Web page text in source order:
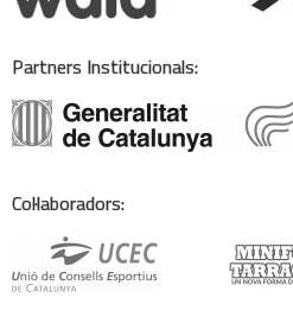
Partners Institucionals:
Col·laboradors: